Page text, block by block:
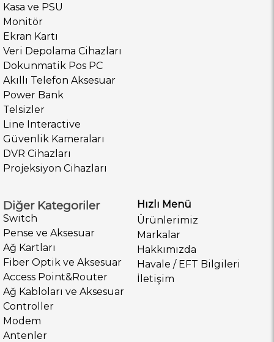
Kasa ve PSU
Monitör
Ekran Kartı
Veri Depolama Cihazları
Dokunmatik Pos PC
Akıllı Telefon Aksesuar
Power Bank
Telsizler
Line Interactive
Güvenlik Kameraları
DVR Cihazları
Projeksiyon Cihazları
Diğer Kategoriler
Switch
Pense ve Aksesuar
Ağ Kartları
Fiber Optik ve Aksesuar
Access Point&Router
Ağ Kabloları ve Aksesuar
Controller
Modem
Antenler
Hızlı Menü
Ürünlerimiz
Markalar
Hakkımızda
Havale / EFT Bilgileri
İletişim